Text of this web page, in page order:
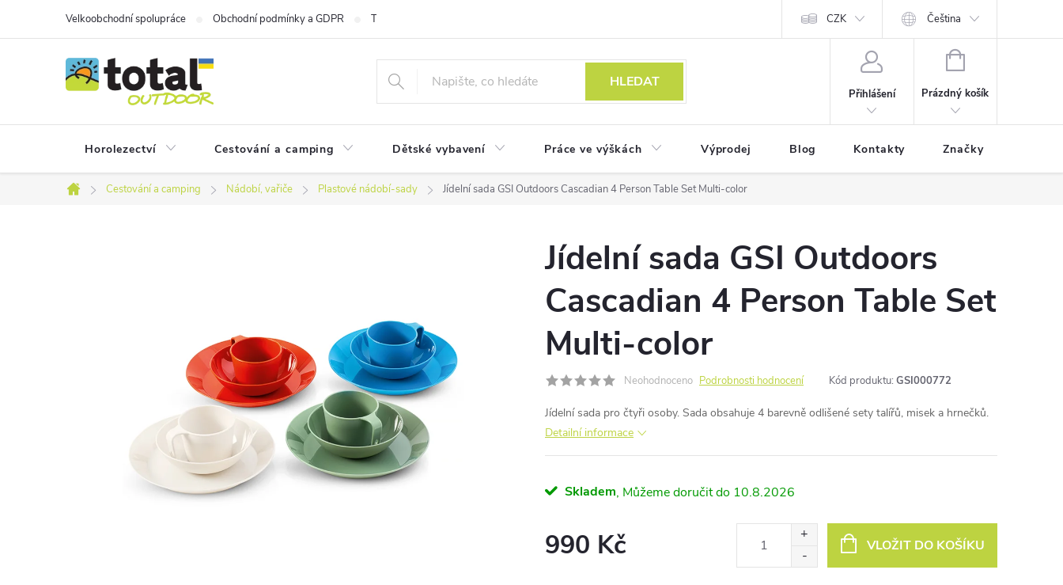
Velkoobchodní spolupráce Obchodní podmínky a GDPR Technologie CZK Čeština
HLEDAT
Přihlášení
NÁKUPNÍ
Prázdný košík
Horolezectví Cestování a camping Dětské vybavení Práce ve výškách Výprodej Blog Kontakty Značky
Domů
Cestování a camping Nádobí, vařiče Plastové nádobí-sady Jídelní sada GSI Outdoors Cascadian 4 Person Table Set Multi-color
Jídelní sada GSI Outdoors
Cascadian 4 Person Table Set
Multi-color
Neohodnoceno Podrobnosti hodnocení Kód produktu: GSI000772
Jídelní sada pro čtyři osoby. Sada obsahuje 4 barevně odlišené sety talířů, misek a hrnečků.
Detailní informace
Skladem 10.8.2026
990 Kč VLOŽIT DO KOŠÍKU